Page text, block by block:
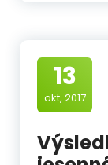
13
okt, 2017